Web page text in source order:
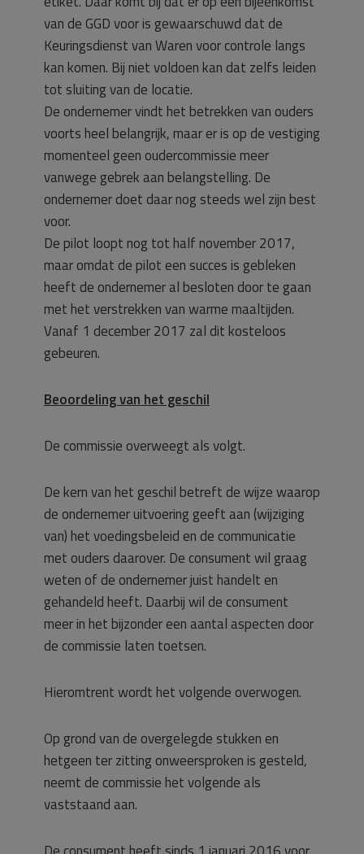
van de GGD voor is gewaarschuwd dat de
Keuringsdienst van Waren voor controle langs
kan komen. Bij niet voldoen kan dat zelfs leiden
tot sluiting van de locatie.
De ondernemer vindt het betrekken van ouders
voorts heel belangrijk, maar er is op de vestiging
momenteel geen oudercommissie meer
vanwege gebrek aan belangstelling. De
ondernemer doet daar nog steeds wel zijn best
voor.
De pilot loopt nog tot half november 2017,
maar omdat de pilot een succes is gebleken
heeft de ondernemer al besloten door te gaan
met het verstrekken van warme maaltijden.
Vanaf 1 december 2017 zal dit kosteloos
gebeuren.
Beoordeling van het geschil
De commissie overweegt als volgt.
De kern van het geschil betreft de wijze waarop
de ondernemer uitvoering geeft aan (wijziging
van) het voedingsbeleid en de communicatie
met ouders daarover. De consument wil graag
weten of de ondernemer juist handelt en
gehandeld heeft. Daarbij wil de consument
meer in het bijzonder een aantal aspecten door
de commissie laten toetsen.
Hieromtrent wordt het volgende overwogen.
Op grond van de overgelegde stukken en
hetgeen ter zitting onweersproken is gesteld,
neemt de commissie het volgende als
vaststaand aan.